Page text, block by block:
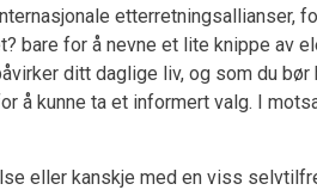
etterretningsallianser,
bare for å nevne et lite knippe av
ditt daglige liv, og som du bør
å kunne ta et informert valg. I
eller kanskje med en viss